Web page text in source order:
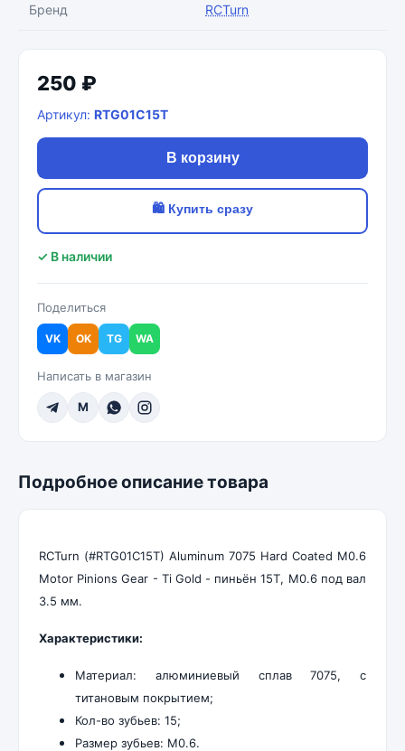
Бренд RCTurn
250 ₽
Артикул: RTG01C15T
В корзину
🛍 Купить сразу
✓ В наличии
Поделиться
VK OK TG WA
Написать в магазин
M
Подробное описание товара
RCTurn (#RTG01C15T) Aluminum 7075 Hard Coated M0.6
Motor Pinions Gear - Ti Gold - пиньён 15T, M0.6 под вал
3.5 мм.
Характеристики:
Материал: алюминиевый сплав 7075, с
титановым покрытием;
Кол-во зубьев: 15;
Размер зубьев: M0.6.